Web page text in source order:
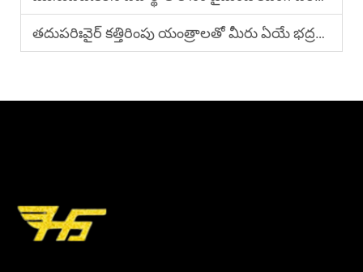
తదుపరిఃవైర్ కత్తిరింపు యంత్రాలతో మీరు ఏయే భద్రతా జాగ్రత్తలు తీసుకోవాలి?